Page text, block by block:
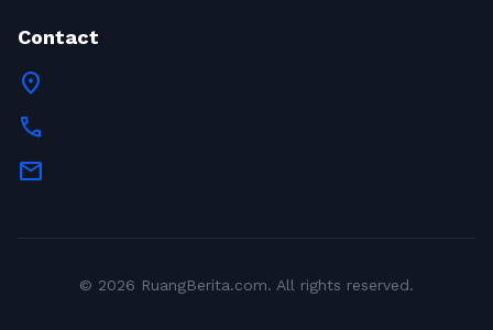
Contact
location_on
call
mail
© 2026 RuangBerita.com. All rights reserved.